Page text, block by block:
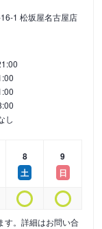
1 松坂屋名古屋店
し
8
土
9
日
す。詳細はお問い合